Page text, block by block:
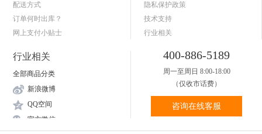
配送方式
订单何时出库？
网上支付小贴士
隐私保护政策
技术支持
行业相关
行业相关
全部商品分类
新浪微博
QQ空间
官方微信
400-886-5189
周一至周日 8:00-18:00
（仅收市话费）
咨询在线客服